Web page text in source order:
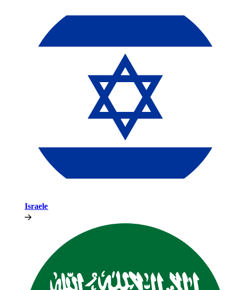
Israele​​